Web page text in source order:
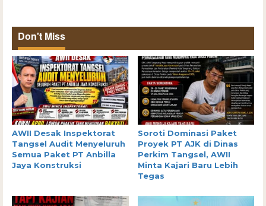
Don't Miss
AWII Desak Inspektorat
Tangsel Audit Menyeluruh
Semua Paket PT Anbilla
Jaya Konstruksi
Soroti Dominasi Paket
Proyek PT AJK di Dinas
Perkim Tangsel, AWII
Minta Kajari Baru Lebih
Tegas